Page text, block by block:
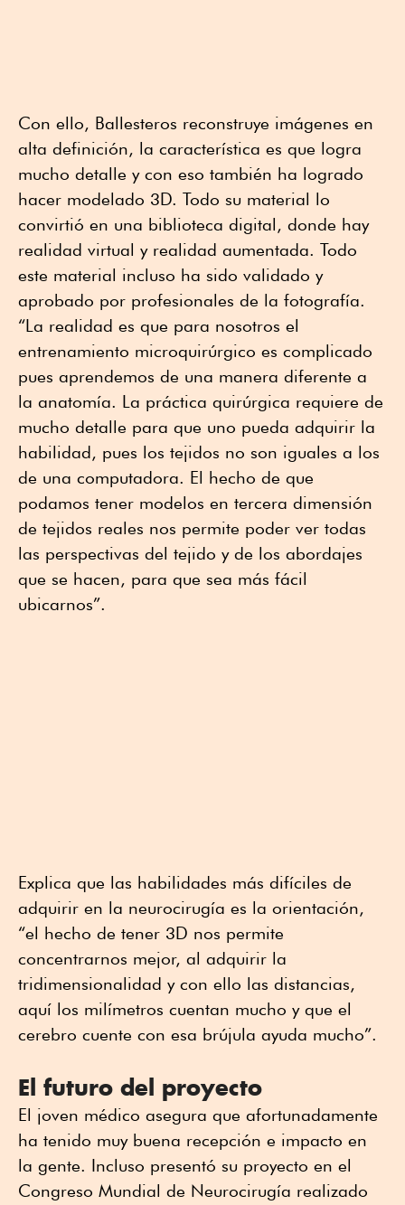
Con ello, Ballesteros reconstruye imágenes en
alta definición, la característica es que logra
mucho detalle y con eso también ha logrado
hacer modelado 3D. Todo su material lo
convirtió en una biblioteca digital, donde hay
realidad virtual y realidad aumentada. Todo
este material incluso ha sido validado y
aprobado por profesionales de la fotografía.
“La realidad es que para nosotros el
entrenamiento microquirúrgico es complicado
pues aprendemos de una manera diferente a
la anatomía. La práctica quirúrgica requiere de
mucho detalle para que uno pueda adquirir la
habilidad, pues los tejidos no son iguales a los
de una computadora. El hecho de que
podamos tener modelos en tercera dimensión
de tejidos reales nos permite poder ver todas
las perspectivas del tejido y de los abordajes
que se hacen, para que sea más fácil
ubicarnos”.
Explica que las habilidades más difíciles de
adquirir en la neurocirugía es la orientación,
“el hecho de tener 3D nos permite
concentrarnos mejor, al adquirir la
tridimensionalidad y con ello las distancias,
aquí los milímetros cuentan mucho y que el
cerebro cuente con esa brújula ayuda mucho”.
El futuro del proyecto
El joven médico asegura que afortunadamente
ha tenido muy buena recepción e impacto en
la gente. Incluso presentó su proyecto en el
Congreso Mundial de Neurocirugía realizado